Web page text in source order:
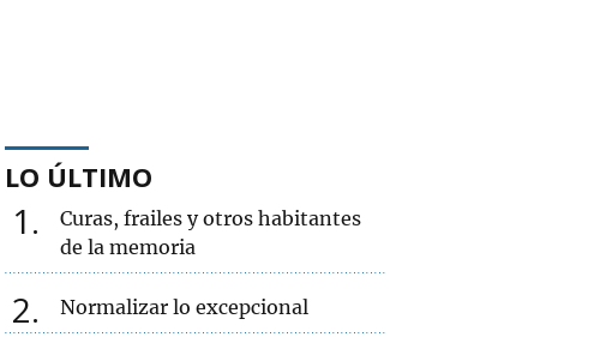
LO ÚLTIMO
1
Curas, frailes y otros habitantes
de la memoria
2 Normalizar lo excepcional